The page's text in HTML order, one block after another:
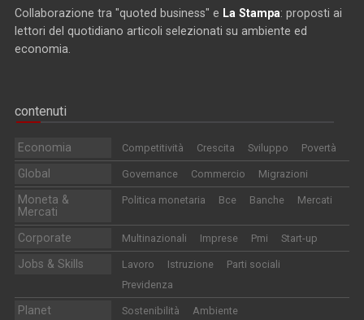
Collaborazione tra "quoted business" e La Stampa: proposti ai
lettori del quotidiano articoli selezionati su ambiente ed
economia.
contenuti
Economia Competitività Crescita Sviluppo Povertà
Global Governance Commercio Migrazioni
Moneta &
Mercati
Politica monetaria Bce Banche Mercati
Corporate Multinazionali Imprese Pmi Start-up
Jobs & Skills Lavoro Istruzione
Parti sociali
Previdenza
Planet Sostenibilità Ambiente